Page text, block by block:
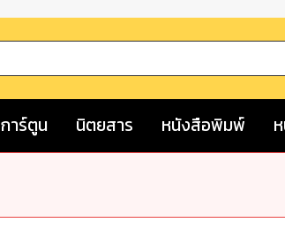
การ์ตูน นิตยสาร หนังสือพิมพ์